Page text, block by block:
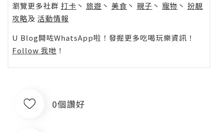
瀏覽更多社群 打卡 丶 旅遊 丶 美食 丶 親子 丶 寵物 丶 扮靚
攻略及 活動情報
U Blog開咗WhatsApp啦！發掘更多吃喝玩樂資訊！
Follow 我哋 ！
0個讚好